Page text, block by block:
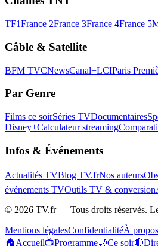
TF1France 2France 3France 4France 5
Câble & Satellite
BFM TVCNewsCanal+LCIParis
Par Genre
Films ce soirSéries TVDocumentaires
Disney+Calculateur streaming
Infos & Événements
Actualités TVBlog TV.frNos auteurs
événements TVOutils TV & conversion
© 2026 TV.fr — Tous droits réservés.
Mentions légalesConfidentialitéÀ propos
🏠Accueil📺Programme🌙Ce soir🔴